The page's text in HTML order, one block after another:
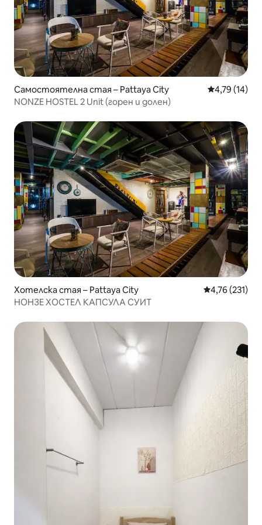
Самостоятелна стая – Pattaya City Средна
4,79 (14)
NONZE HOSTEL 2 Unit (горен и долен)
Хотелска стая – Pattaya City Средна
4,76 (231)
НОНЗЕ ХОСТЕЛ КАПСУЛА СУИТ